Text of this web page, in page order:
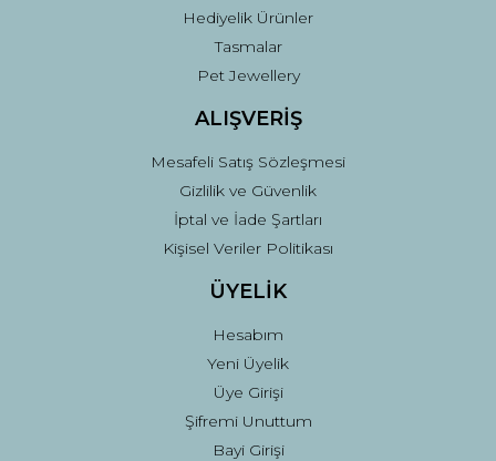
Hediyelik Ürünler
Tasmalar
Pet Jewellery
ALIŞVERİŞ
Mesafeli Satış Sözleşmesi
Gizlilik ve Güvenlik
İptal ve İade Şartları
Kişisel Veriler Politikası
ÜYELİK
Hesabım
Yeni Üyelik
Üye Girişi
Şifremi Unuttum
Bayi Girişi